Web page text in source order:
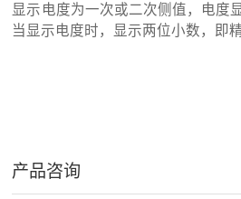
显示电度为一次或二次侧值，电度
当显示电度时，显示两位小数，即
产品咨询